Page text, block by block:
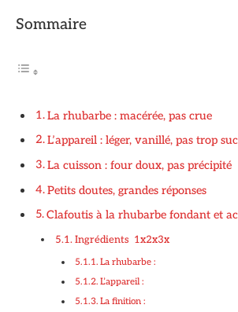
Sommaire
La rhubarbe : macérée, pas crue
L’appareil : léger, vanillé, pas trop
La cuisson : four doux, pas précipité
Petits doutes, grandes réponses
Clafoutis à la rhubarbe fondant et
Ingrédients 1x2x3x
La rhubarbe :
L’appareil :
La finition :